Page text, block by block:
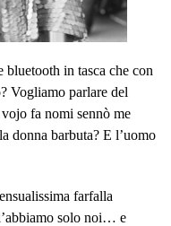
in tasca che con
Vogliamo parlare del
fa nomi sennò me
donna barbuta? E l’uomo
farfalla
solo noi… e